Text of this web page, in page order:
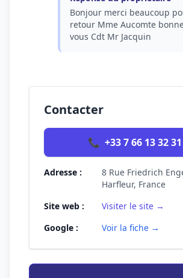
Bonjour merci beaucoup
retour Mme Aucomte
vous Cdt Mr Jacquin
Contacter
📞 +33 7 66 13 32 31
Adresse :
8 Rue Friedrich
Harfleur, France
Site web :
Visiter le site →
Google :
Voir la fiche →